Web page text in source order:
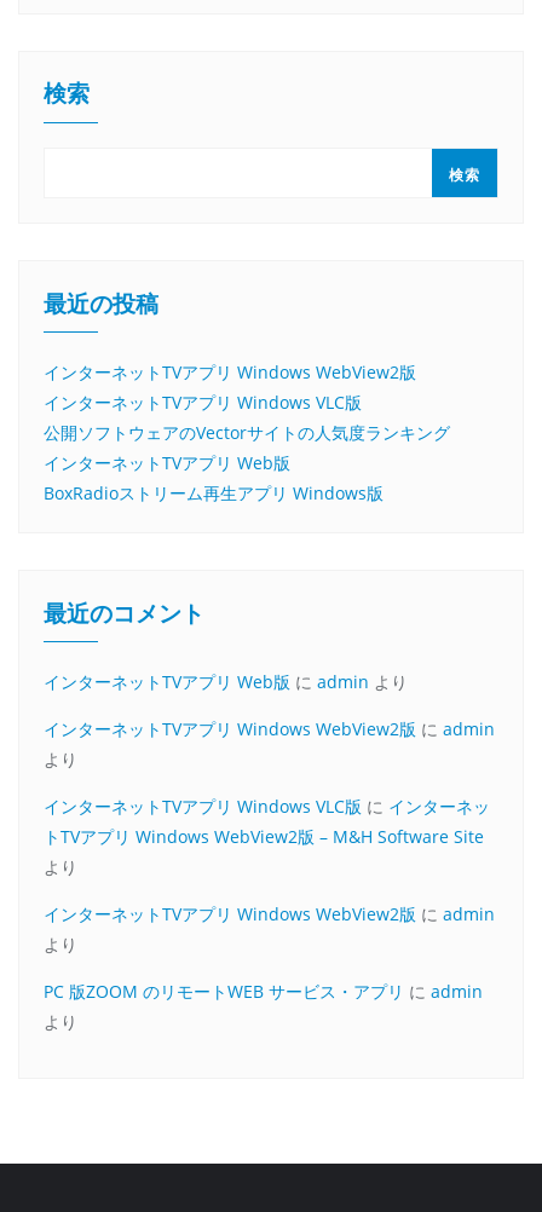
検索
検索
最近の投稿
インターネットTVアプリ Windows WebView2版
インターネットTVアプリ Windows VLC版
公開ソフトウェアのVectorサイトの人気度ランキング
インターネットTVアプリ Web版
BoxRadioストリーム再生アプリ Windows版
最近のコメント
インターネットTVアプリ Web版 に admin より
インターネットTVアプリ Windows WebView2版 に admin
より
インターネットTVアプリ Windows VLC版 に インターネッ
トTVアプリ Windows WebView2版 – M&H Software Site
より
インターネットTVアプリ Windows WebView2版 に admin
より
PC 版ZOOM のリモートWEB サービス・アプリ に admin
より